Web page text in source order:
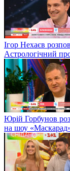
Ігор Нехаєв
Астрологічний
Юрій Горбунов
на шоу